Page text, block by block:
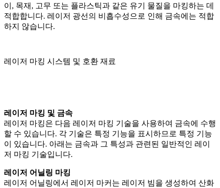
이, 목재, 고무 또는 플라스틱과 같은 유기 물질을 마킹하는 데
적합합니다. 레이저 광선의 비흡수성으로 인해 금속에는 적합
하지 않습니다.
레이저 마킹 시스템 및 호환 재료
레이저 마킹 및 금속
레이저 마킹은 다음 레이저 마킹 기술을 사용하여 금속에 수행
할 수 있습니다. 각 기술은 특정 기능을 표시하므로 특정 기능
이 있습니다. 아래는 금속과 그 특성과 관련된 일반적인 레이
저 마킹 기술입니다.
레이저 어닐링 마킹
레이저 어닐링에서 레이저 마커는 레이저 빔을 생성하여 산화